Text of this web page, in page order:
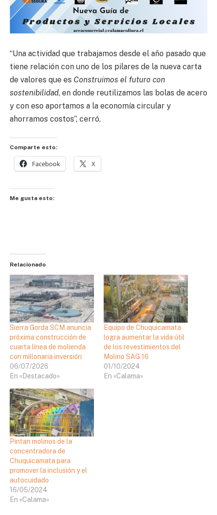
“Una actividad que trabajamos desde el año pasado que
tiene relación con uno de los pilares de la nueva carta
de valores que es Construimos el futuro con
sostenibilidad, en donde reutilizamos las bolas de acero
y con eso aportamos a la economía circular y
ahorramos costos”, cerró.
Comparte esto:
Facebook X
Me gusta esto:
Relacionado
Sierra Gorda SCM anuncia
próxima construcción de
cuarta línea de molienda
con millonaria inversión
06/07/2026
En «Destacado»
Equipo de Chuquicamata
logra aumentar la vida útil
de los revestimientos del
Molino SAG 16
01/10/2024
En «Calama»
Pintan molinos de la
concentradora de
Chuquicamata para
promover la inclusión y el
autocuidado
16/05/2024
En «Calama»